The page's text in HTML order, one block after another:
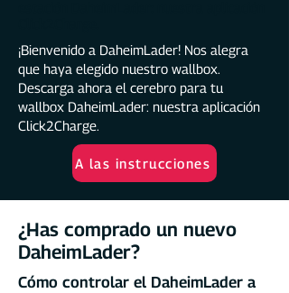
¡Bienvenido a DaheimLader! Nos alegra
que haya elegido nuestro wallbox.
Descarga ahora el cerebro para tu
wallbox DaheimLader: nuestra aplicación
Click2Charge.
A las instrucciones
¿Has comprado un nuevo
DaheimLader?
Cómo controlar el DaheimLader a